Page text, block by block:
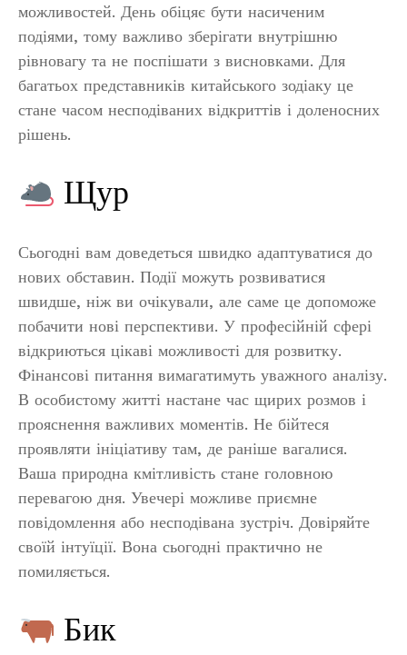
можливостей. День обіцяє бути насиченим
подіями, тому важливо зберігати внутрішню
рівновагу та не поспішати з висновками. Для
багатьох представників китайського зодіаку це
стане часом несподіваних відкриттів і доленосних
рішень.
Щур
Сьогодні вам доведеться швидко адаптуватися до
нових обставин. Події можуть розвиватися
швидше, ніж ви очікували, але саме це допоможе
побачити нові перспективи. У професійній сфері
відкриються цікаві можливості для розвитку.
Фінансові питання вимагатимуть уважного аналізу.
В особистому житті настане час щирих розмов і
прояснення важливих моментів. Не бійтеся
проявляти ініціативу там, де раніше вагалися.
Ваша природна кмітливість стане головною
перевагою дня. Увечері можливе приємне
повідомлення або несподівана зустріч. Довіряйте
своїй інтуїції. Вона сьогодні практично не
помиляється.
Бик